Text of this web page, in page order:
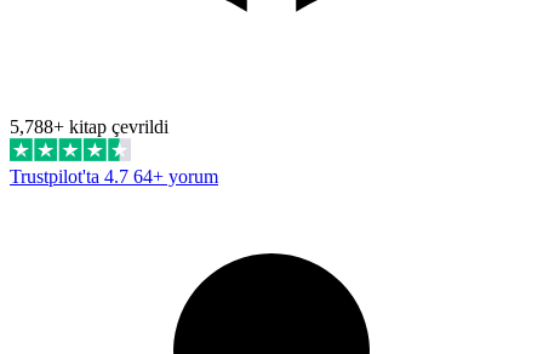
5,788+ kitap çevrildi
Trustpilot'ta 4.7 64+ yorum